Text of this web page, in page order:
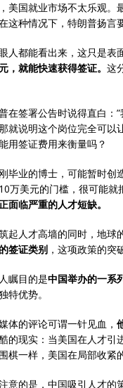
美国就业市场不太乐观。
这种情况下，特朗普扬言
人都能看出来，这只是表面
，就能快速获得签证。 这
在签署公告时说得直白：
就说明这个岗位完全可以
用签证费用来衡量吗？
毕业的博士，可能暂时创
万美元的门槛，很可能就
面临严重的人才短缺。
起人才高墙的同时，地球
签证类别 ，这项政策的突
瞩目的是中国举办的一系
特优势。
体的评论可谓一针见血，
的现实：当美国在人才引
棋一样，美国在局部收紧
意的是，中国吸引人才的